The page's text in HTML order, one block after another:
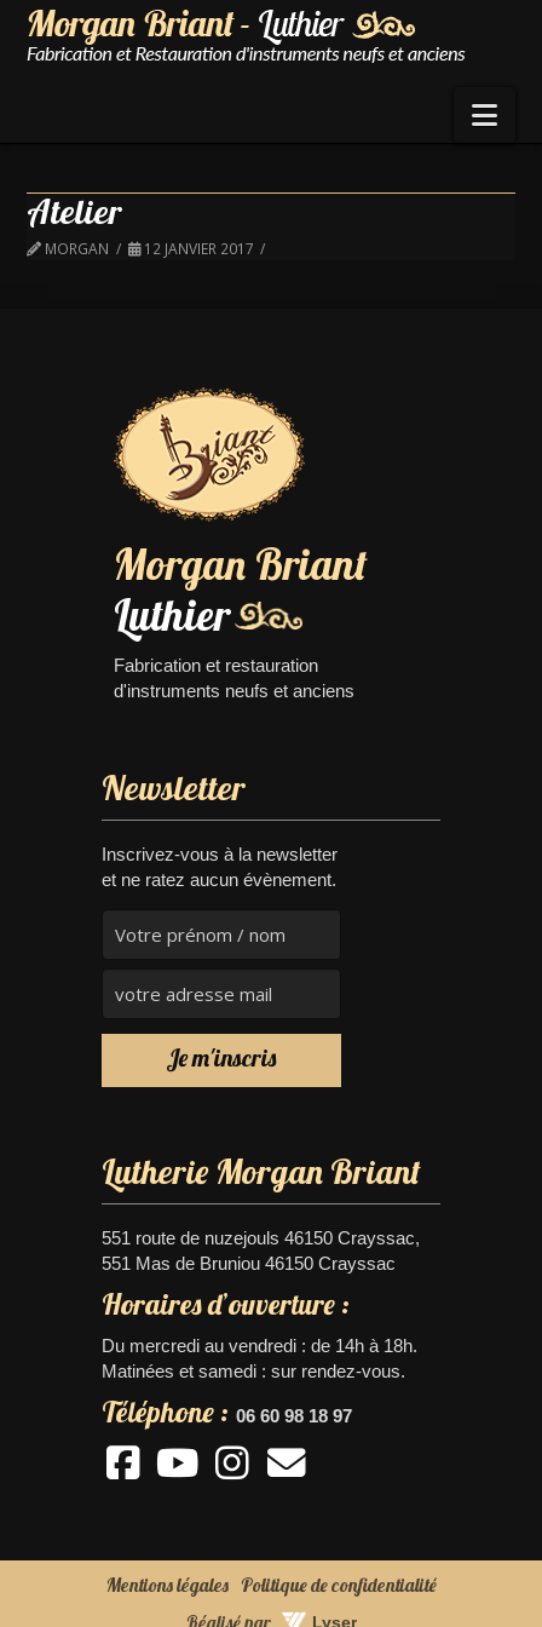
Atelier
MORGAN 12 JANVIER 2017
Morgan Briant
Luthier
Fabrication et restauration
d'instruments neufs et anciens
Newsletter
Inscrivez-vous à la newsletter
et ne ratez aucun évènement.
Lutherie Morgan Briant
551 route de nuzejouls 46150 Crayssac,
551 Mas de Bruniou 46150 Crayssac
Horaires d’ouverture :
Du mercredi au vendredi : de 14h à 18h.
Matinées et samedi : sur rendez-vous.
Téléphone : 06 60 98 18 97
Mentions légales
Politique de confidentialité
Lyser